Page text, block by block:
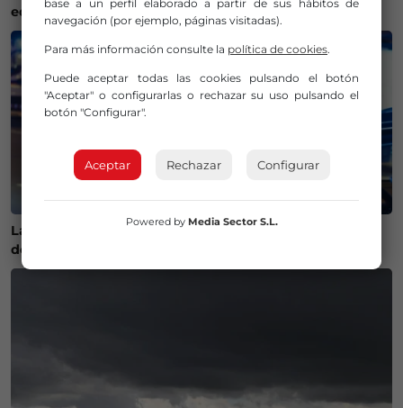
edificio desalojado tras un incendio
La Policía Municipal de Bilbao intensifica los controles
de alcohol y drogas para evitar accidentes
base a un perfil elaborado a partir de sus hábitos de
navegación (por ejemplo, páginas visitadas).
Para más información consulte la política de cookies.
Puede aceptar todas las cookies pulsando el botón
"Aceptar" o configurarlas o rechazar su uso pulsando el
botón "Configurar".
Aceptar Rechazar Configurar
Powered by Media Sector S.L.